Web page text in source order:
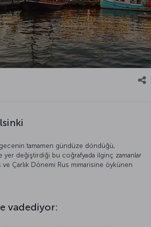
tamamen gündüze döndüğü,
yer değiştirdiği bu coğrafyada ilginç zamanlar
ve Çarlık Dönemi Rus mimarisine öykünen
müzelerinde zamanı, mekânı unutun. Hele
ve kenti en güzel karelerle ölümsüzleştirin.
bir temsilcisi olan Finlandiya mutfağındda
vadediyor: